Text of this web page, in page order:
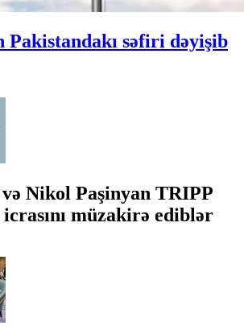
Pakistandakı səfiri dəyişib
Nikol Paşinyan TRIPP
müzakirə ediblər